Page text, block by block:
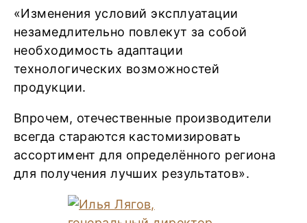
«Изменения условий эксплуатации
незамедлительно повлекут за собой
необходимость адаптации
технологических возможностей
продукции.
Впрочем, отечественные производители
всегда стараются кастомизировать
ассортимент для определённого региона
для получения лучших результатов».